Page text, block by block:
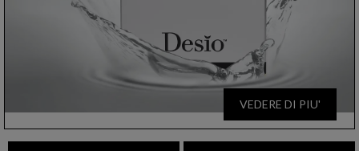
VEDERE DI PIU'